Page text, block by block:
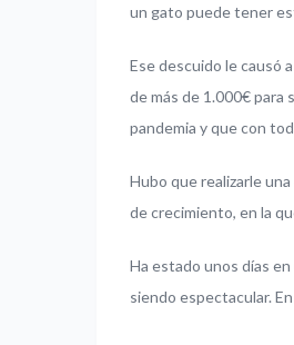
un gato puede tener
Ese descuido le causó
de más de 1.000€ para
pandemia y que con
Hubo que realizarle
de crecimiento, en la
Ha estado unos días
siendo espectacular.